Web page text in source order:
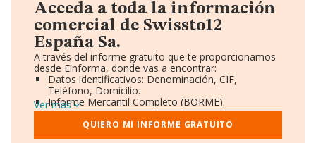
Acceda a toda la información
comercial de Swissto12
España Sa.
A través del informe gratuito que te proporcionamos
desde Einforma, donde vas a encontrar:
Datos identificativos: Denominación, CIF,
Teléfono, Domicilio.
Informe Mercantil Completo (BORME).
Gráficos de Evolución Ventas y Empleados.
Consejo de Administración y Administradores.
Directivos y Ejecutivos.
Ver más
QUIERO MI INFORME GRATUITO